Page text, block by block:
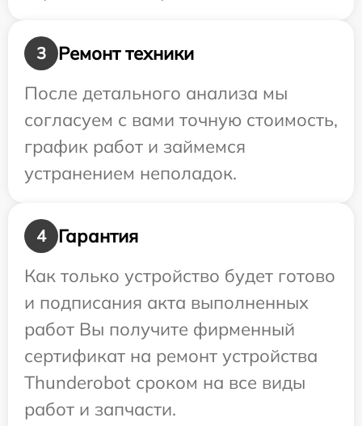
3
Ремонт техники
После детального анализа мы
согласуем с вами точную стоимость,
график работ и займемся
устранением неполадок.
4
Гарантия
Как только устройство будет готово
и подписания акта выполненных
работ Вы получите фирменный
сертификат на ремонт устройства
Thunderobot сроком на все виды
работ и запчасти.